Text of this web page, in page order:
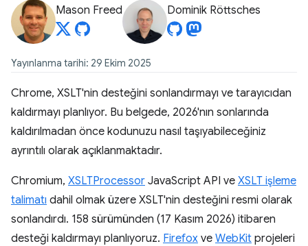
Mason Freed Dominik Röttsches
Yayınlanma tarihi: 29 Ekim 2025
Chrome, XSLT'nin desteğini sonlandırmayı ve tarayıcıdan
kaldırmayı planlıyor. Bu belgede, 2026'nın sonlarında
kaldırılmadan önce kodunuzu nasıl taşıyabileceğiniz
ayrıntılı olarak açıklanmaktadır.
Chromium, XSLTProcessor JavaScript API ve XSLT işleme
talimatı dahil olmak üzere XSLT'nin desteğini resmi olarak
sonlandırdı. 158 sürümünden (17 Kasım 2026) itibaren
desteği kaldırmayı planlıyoruz. Firefox ve WebKit projeleri